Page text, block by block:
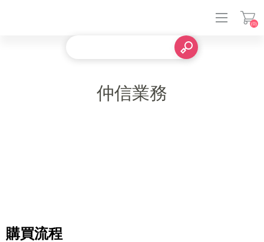
(0)
仲信業務
購買流程